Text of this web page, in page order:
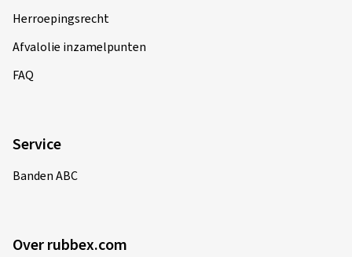
Herroepingsrecht
Afvalolie inzamelpunten
FAQ
Service
Banden ABC
Over rubbex.com